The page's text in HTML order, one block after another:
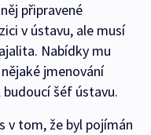
připravené
v ústavu, ale musí
Nabídky mu
jmenování
šéf ústavu.
v tom, že byl pojímán